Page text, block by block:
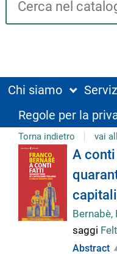
Chi siamo
Regole per la
Torna indietro vai
Dettaglio
del
A
Bernabè,
saggi
Abstract